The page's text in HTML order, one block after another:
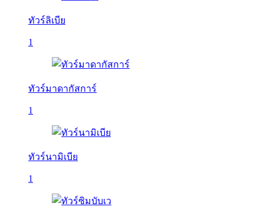
ทัวร์ลิเบีย
1
ทัวร์มาดากัสการ์
1
ทัวร์นามิเบีย
1